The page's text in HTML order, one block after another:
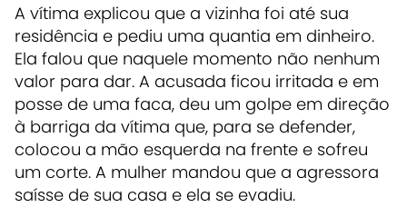
A vítima explicou que a vizinha foi até sua
residência e pediu uma quantia em dinheiro.
Ela falou que naquele momento não nenhum
valor para dar. A acusada ficou irritada e em
posse de uma faca, deu um golpe em direção
à barriga da vítima que, para se defender,
colocou a mão esquerda na frente e sofreu
um corte. A mulher mandou que a agressora
saísse de sua casa e ela se evadiu.